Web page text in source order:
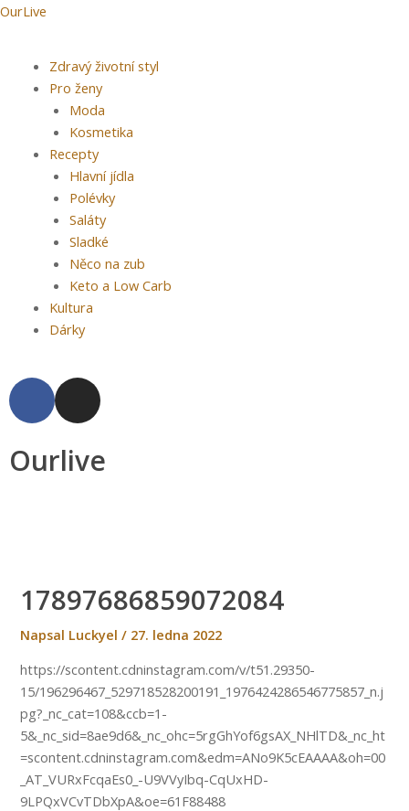
Přeskočit
OurLive
Menu
Zdravý životní styl
Pro ženy
Moda
Kosmetika
Recepty
Hlavní jídla
Polévky
Saláty
Sladké
Něco na zub
Keto a Low Carb
Kultura
Dárky
F
c
e
b
I
s
t
a
Ourlive
17897686859072084
Napsal Luckyel/ 27. ledna 2022
https://scontent.cdninstagram.com/v/t51.29350-
15/196296467_529718528200191_1976424286546775857_n.j
pg?_nc_cat=108&ccb=1-
5&_nc_sid=8ae9d6&_nc_ohc=5rgGhYof6gsAX_NHlTD&_nc_ht
=scontent.cdninstagram.com&edm=ANo9K5cEAAAA&oh=00
_AT_VURxFcqaEs0_-U9VVyIbq-CqUxHD-
9LPQxVCvTDbXpA&oe=61F88488
Post